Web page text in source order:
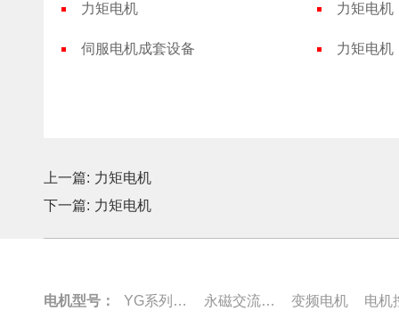
力矩电机 力矩电机
伺服电机成套设备 力矩电机
上一篇: 力矩电机
下一篇: 力矩电机
电机型号： YG系列电机 永磁交流伺服电动机 变频电机
电机